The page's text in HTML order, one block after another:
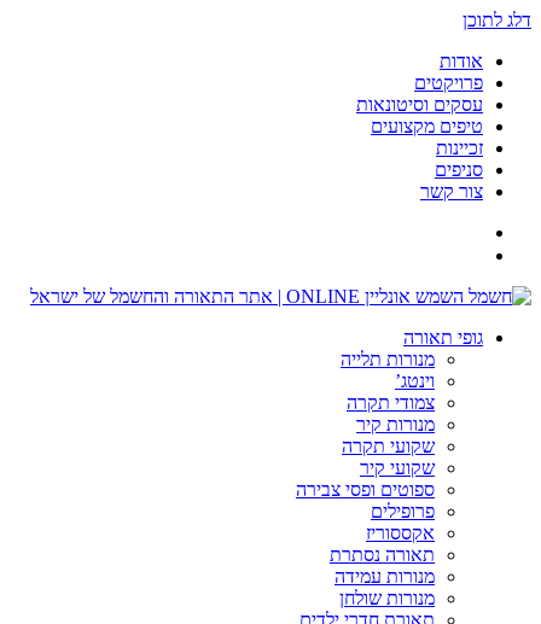
דלג לתוכן
אודות
פרויקטים
עסקים וסיטונאות
טיפים מקצועים
זכיינות
סניפים
צור קשר
גופי תאורה
מנורות תלייה
וינטג’
צמודי תקרה
מנורות קיר
שקועי תקרה
שקועי קיר
ספוטים ופסי צבירה
פרופילים
אקססוריז
תאורה נסתרת
מנורות עמידה
מנורות שולחן